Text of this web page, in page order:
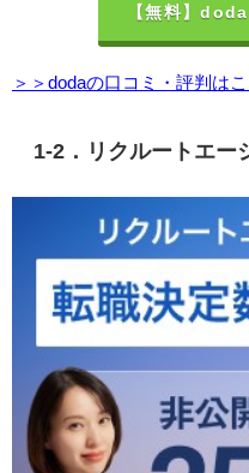
【無料】
＞＞dodaの口コミ・評判は
1-2．リクルートエー